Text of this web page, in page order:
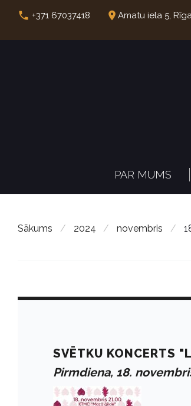
e
call +371 67037418 place Amatu iela 5,
PAR MUMS
Sākums / 2024 / novembris /
SVĒTKU KONCERTS
Pirmdiena, 18.